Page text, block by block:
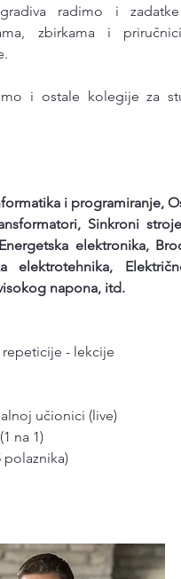
radimo i
zbirkama i
i ostale kolegije za
i programiranje,
Sinkroni
elektronika,
elektrotehnika,
napona, itd.
- lekcije
učionici (live)
na 1)